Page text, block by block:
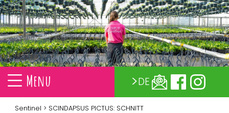
Menu DE
Sentinel > SCINDAPSUS PICTUS: SCHNITT